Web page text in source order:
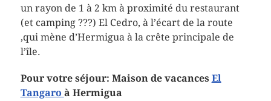
un rayon de 1 à 2 km à proximité du restaurant
(et camping ???) El Cedro, à l’écart de la route
,qui mène d’Hermigua à la crête principale de
l’île.
Pour votre séjour: Maison de vacances El
Tangaro à Hermigua